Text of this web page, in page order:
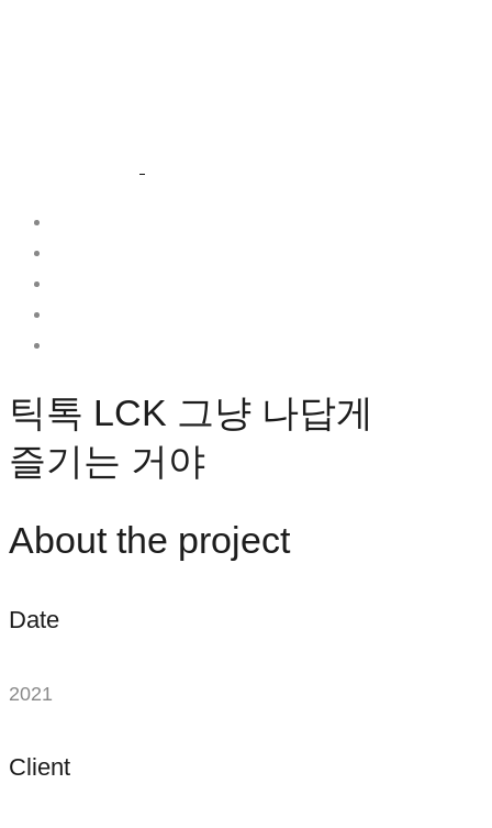
틱톡
LCK
나답게
즐기는
틱톡 LCK 그냥 나답게
즐기는 거야
About the project
Date
2021
Client